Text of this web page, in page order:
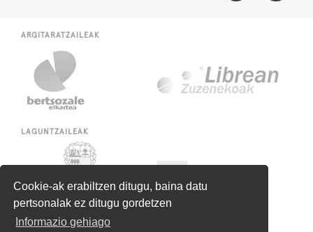
Cookie-ak erabiltzen ditugu, baina datu
pertsonalak ez ditugu gordetzen
Informazio gehiago
ARGITARATZAILEAK
LAGUNTZAILEAK